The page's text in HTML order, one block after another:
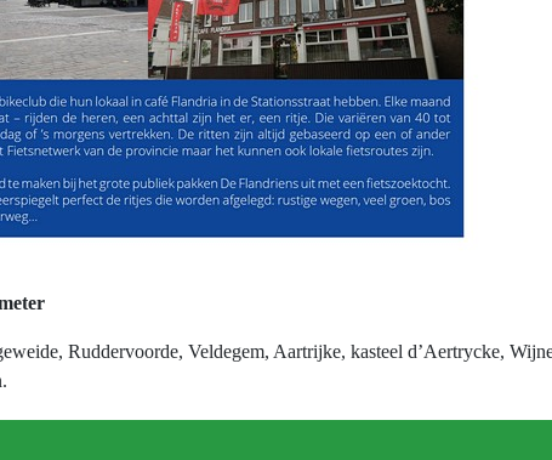
Ruddervoorde, Veldegem, Aartrijke, kasteel d’Aertrycke,